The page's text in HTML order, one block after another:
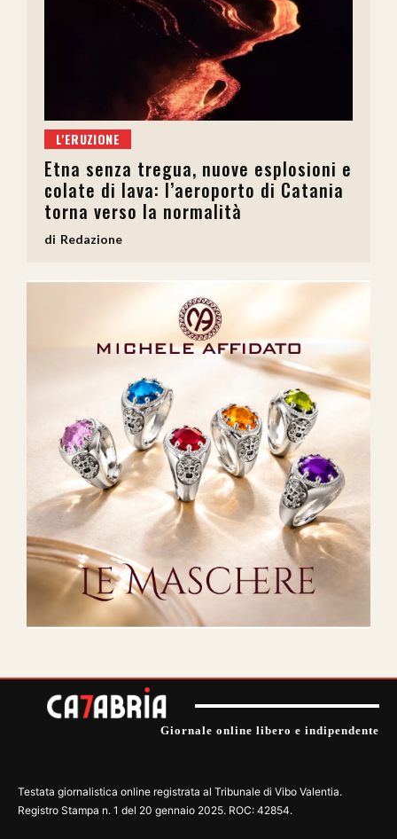
L'ERUZIONE
Etna senza tregua, nuove esplosioni e
colate di lava: l’aeroporto di Catania
torna verso la normalità
Redazione
Giornale online libero e indipendente
Testata giornalistica online registrata al Tribunale di Vibo Valentia.
Registro Stampa n. 1 del 20 gennaio 2025. ROC: 42854.